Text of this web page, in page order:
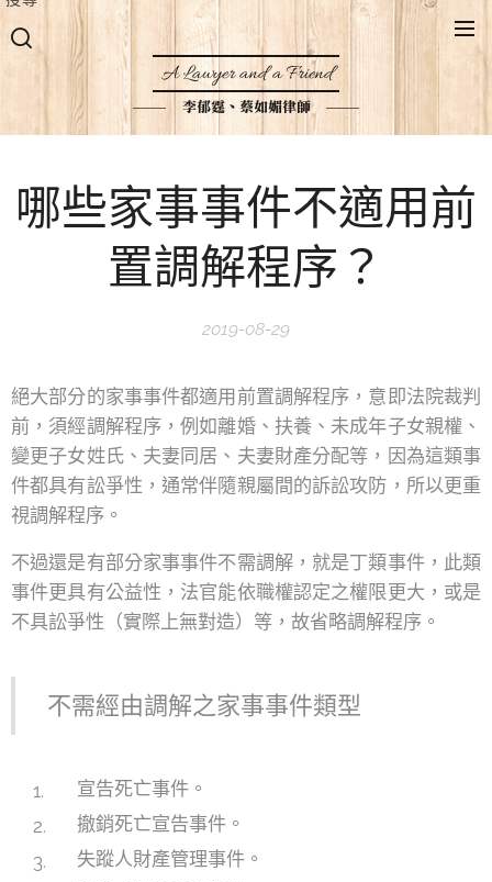
A Lawyer and a Friend
李郁霆、蔡如媚律師
哪些家事事件不適用前
置調解程序？
2019-08-29
絕大部分的家事事件都適用前置調解程序，意即法院裁判
前，須經調解程序，例如離婚、扶養、未成年子女親權、
變更子女姓氏、夫妻同居、夫妻財產分配等，因為這類事
件都具有訟爭性，通常伴隨親屬間的訴訟攻防，所以更重
視調解程序。
不過還是有部分家事事件不需調解，就是丁類事件，此類
事件更具有公益性，法官能依職權認定之權限更大，或是
不具訟爭性（實際上無對造）等，故省略調解程序。
不需經由調解之家事事件類型
宣告死亡事件。
撤銷死亡宣告事件。
失蹤人財產管理事件。